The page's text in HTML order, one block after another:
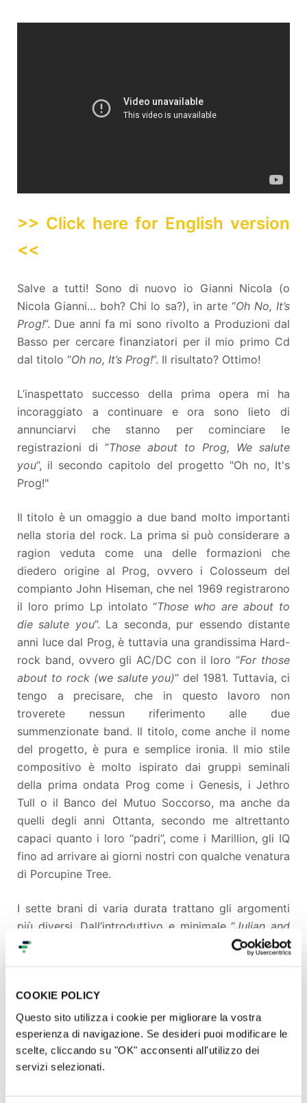
COOKIE POLICY
Questo sito utilizza i cookie per migliorare la vostra
esperienza di navigazione. Se desideri puoi modificare le
scelte, cliccando su "OK" acconsenti all'utilizzo dei
servizi selezionati.
>> Click here for English version
<<
Salve a tutti! Sono di nuovo io Gianni Nicola (o
Nicola Gianni… boh? Chi lo sa?), in arte “Oh No, It’s
Prog!”. Due anni fa mi sono rivolto a Produzioni dal
Basso per cercare finanziatori per il mio primo Cd
dal titolo “Oh no, It’s Prog!”. Il risultato? Ottimo!
L’inaspettato successo della prima opera mi ha
incoraggiato a continuare e ora sono lieto di
annunciarvi che stanno per cominciare le
registrazioni di “Those about to Prog, We salute
you”, il secondo capitolo del progetto "Oh no, It's
Prog!"
Il titolo è un omaggio a due band molto importanti
nella storia del rock. La prima si può considerare a
ragion veduta come una delle formazioni che
diedero origine al Prog, ovvero i Colosseum del
compianto John Hiseman, che nel 1969 registrarono
il loro primo Lp intolato “Those who are about to
die salute you”. La seconda, pur essendo distante
anni luce dal Prog, è tuttavia una grandissima Hard-
rock band, ovvero gli AC/DC con il loro “For those
about to rock (we salute you)” del 1981. Tuttavia, ci
tengo a precisare, che in questo lavoro non
troverete nessun riferimento alle due
summenzionate band. Il titolo, come anche il nome
del progetto, è pura e semplice ironia. Il mio stile
compositivo è molto ispirato dai gruppi seminali
della prima ondata Prog come i Genesis, i Jethro
Tull o il Banco del Mutuo Soccorso, ma anche da
quelli degli anni Ottanta, secondo me altrettanto
capaci quanto i loro “padri”, come i Marillion, gli IQ
fino ad arrivare ai giorni nostri con qualche venatura
di Porcupine Tree.
I sette brani di varia durata trattano gli argomenti
più diversi. Dall’introduttivo e minimale “Julian and
the spider
” (del quale potete vedere un teaser
trattati nei testi variano da racconti di vicende
personali, storie “horror” demenziali fino a
commenti ironici su cliché musicali e tanto altro.
Per tutti coloro che non conoscono il mio lavoro